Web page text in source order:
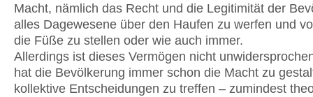
Macht, nämlich das Recht und die Legitimität der
alles Dagewesene über den Haufen zu werfen und
die Füße zu stellen oder wie auch immer.
Allerdings ist dieses Vermögen nicht
hat die Bevölkerung immer schon die Macht zu
kollektive Entscheidungen zu treffen – zumindest